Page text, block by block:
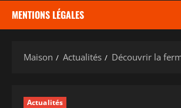
MENTIONS LÉGALES
Maison Actualités Découvrir la
Actualités